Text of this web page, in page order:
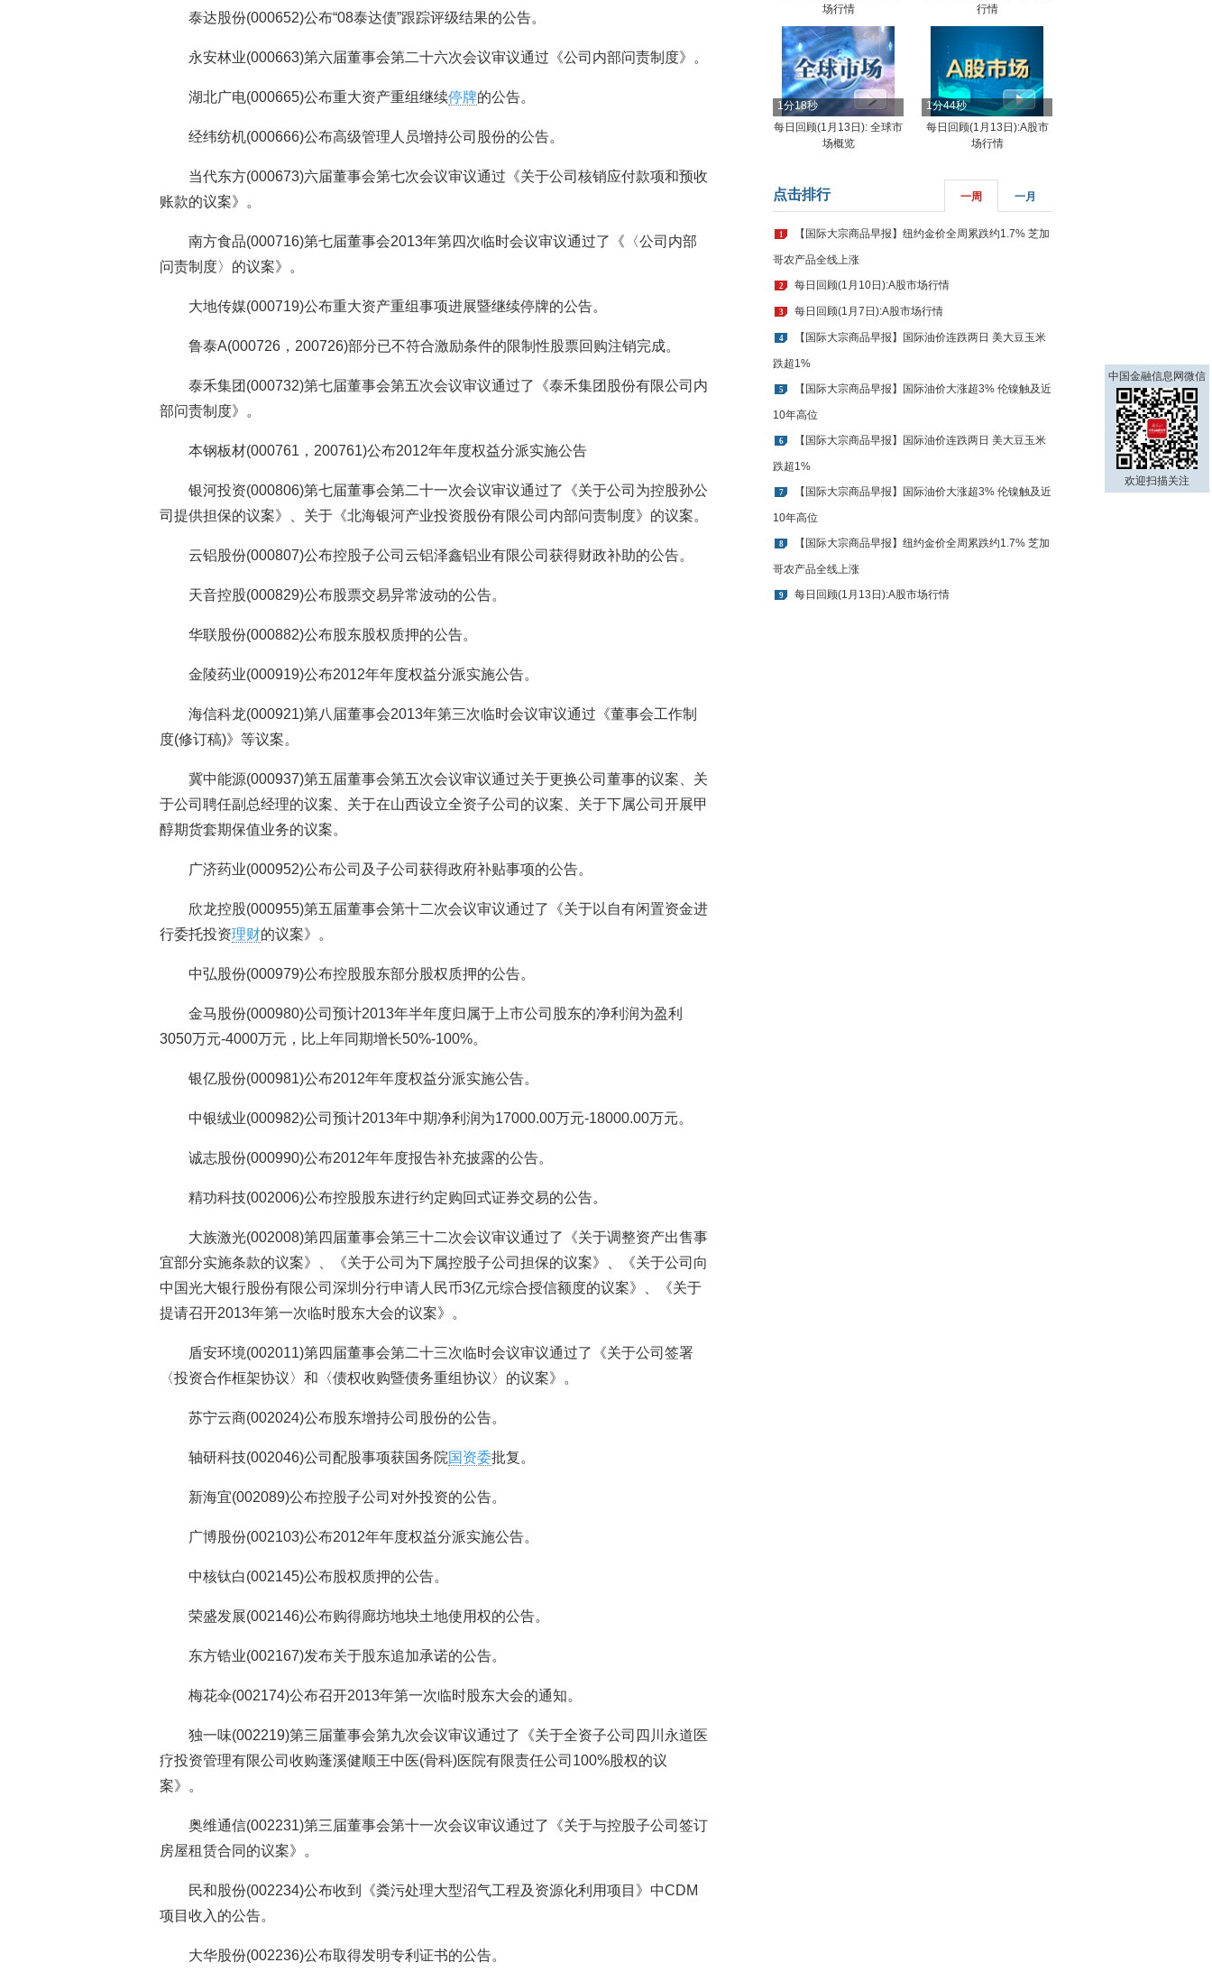
泰达股份(000652)公布“08泰达债”跟踪评级结果的公告。
永安林业(000663)第六届董事会第二十六次会议审议通过《公司内部问责制度》。
湖北广电(000665)公布重大资产重组继续停牌的公告。
经纬纺机(000666)公布高级管理人员增持公司股份的公告。
当代东方(000673)六届董事会第七次会议审议通过《关于公司核销应付款项和预收
账款的议案》。
南方食品(000716)第七届董事会2013年第四次临时会议审议通过了《〈公司内部
问责制度〉的议案》。
大地传媒(000719)公布重大资产重组事项进展暨继续停牌的公告。
鲁泰A(000726，200726)部分已不符合激励条件的限制性股票回购注销完成。
泰禾集团(000732)第七届董事会第五次会议审议通过了《泰禾集团股份有限公司内
部问责制度》。
本钢板材(000761，200761)公布2012年年度权益分派实施公告
银河投资(000806)第七届董事会第二十一次会议审议通过了《关于公司为控股孙公
司提供担保的议案》、关于《北海银河产业投资股份有限公司内部问责制度》的议案。
云铝股份(000807)公布控股子公司云铝泽鑫铝业有限公司获得财政补助的公告。
天音控股(000829)公布股票交易异常波动的公告。
华联股份(000882)公布股东股权质押的公告。
金陵药业(000919)公布2012年年度权益分派实施公告。
海信科龙(000921)第八届董事会2013年第三次临时会议审议通过《董事会工作制
度(修订稿)》等议案。
冀中能源(000937)第五届董事会第五次会议审议通过关于更换公司董事的议案、关
于公司聘任副总经理的议案、关于在山西设立全资子公司的议案、关于下属公司开展甲
醇期货套期保值业务的议案。
广济药业(000952)公布公司及子公司获得政府补贴事项的公告。
欣龙控股(000955)第五届董事会第十二次会议审议通过了《关于以自有闲置资金进
行委托投资理财的议案》。
中弘股份(000979)公布控股股东部分股权质押的公告。
金马股份(000980)公司预计2013年半年度归属于上市公司股东的净利润为盈利
3050万元-4000万元，比上年同期增长50%-100%。
银亿股份(000981)公布2012年年度权益分派实施公告。
中银绒业(000982)公司预计2013年中期净利润为17000.00万元-18000.00万元。
诚志股份(000990)公布2012年年度报告补充披露的公告。
精功科技(002006)公布控股股东进行约定购回式证券交易的公告。
大族激光(002008)第四届董事会第三十二次会议审议通过了《关于调整资产出售事
宜部分实施条款的议案》、《关于公司为下属控股子公司担保的议案》、《关于公司向
中国光大银行股份有限公司深圳分行申请人民币3亿元综合授信额度的议案》、《关于
提请召开2013年第一次临时股东大会的议案》。
盾安环境(002011)第四届董事会第二十三次临时会议审议通过了《关于公司签署
〈投资合作框架协议〉和〈债权收购暨债务重组协议〉的议案》。
苏宁云商(002024)公布股东增持公司股份的公告。
轴研科技(002046)公司配股事项获国务院国资委批复。
新海宜(002089)公布控股子公司对外投资的公告。
广博股份(002103)公布2012年年度权益分派实施公告。
中核钛白(002145)公布股权质押的公告。
荣盛发展(002146)公布购得廊坊地块土地使用权的公告。
东方锆业(002167)发布关于股东追加承诺的公告。
梅花伞(002174)公布召开2013年第一次临时股东大会的通知。
独一味(002219)第三届董事会第九次会议审议通过了《关于全资子公司四川永道医
疗投资管理有限公司收购蓬溪健顺王中医(骨科)医院有限责任公司100%股权的议
案》。
奥维通信(002231)第三届董事会第十一次会议审议通过了《关于与控股子公司签订
房屋租赁合同的议案》。
民和股份(002234)公布收到《粪污处理大型沼气工程及资源化利用项目》中CDM
项目收入的公告。
大华股份(002236)公布取得发明专利证书的公告。
场行情
行情
1分18秒
每日回顾(1月13日): 全球市
场概览
1分44秒
每日回顾(1月13日):A股市
场行情
点击排行 一周 一月
1 【国际大宗商品早报】纽约金价全周累跌约1.7% 芝加
哥农产品全线上涨
2 每日回顾(1月10日):A股市场行情
3 每日回顾(1月7日):A股市场行情
4 【国际大宗商品早报】国际油价连跌两日 美大豆玉米
跌超1%
5 【国际大宗商品早报】国际油价大涨超3% 伦镍触及近
10年高位
6 【国际大宗商品早报】国际油价连跌两日 美大豆玉米
跌超1%
7 【国际大宗商品早报】国际油价大涨超3% 伦镍触及近
10年高位
8 【国际大宗商品早报】纽约金价全周累跌约1.7% 芝加
哥农产品全线上涨
9 每日回顾(1月13日):A股市场行情
中国金融信息网微信
欢迎扫描关注